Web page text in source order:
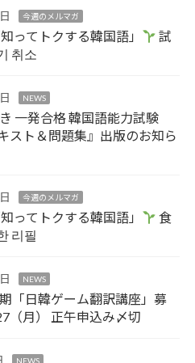
今週のメルマガ
ってトクする韓国語」
試
취소
NEWS
一発合格 韓国語能力試験
スト＆問題集』出版のお知ら
今週のメルマガ
ってトクする韓国語」
食
리필
NEWS
「日韓ゲーム翻訳講座」募
（月） 正午申込み〆切
NEWS